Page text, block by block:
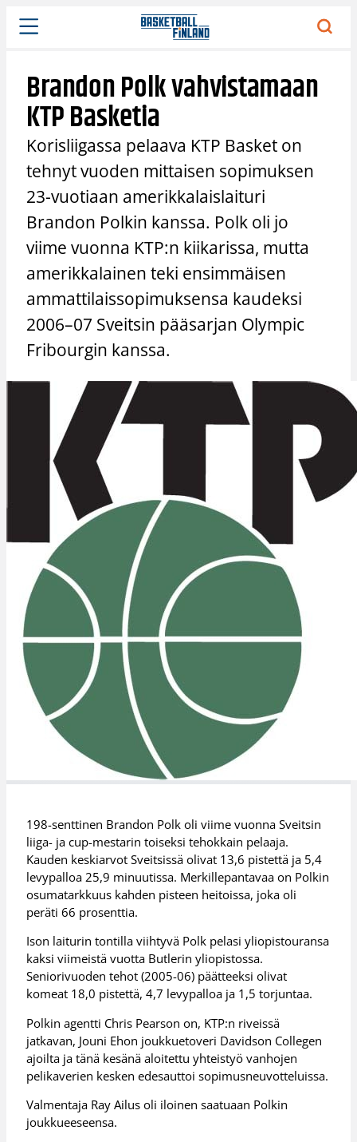
Siirry
sisältöön
Brandon Polk vahvistamaan
KTP Basketia
Korisliigassa pelaava KTP Basket on
tehnyt vuoden mittaisen sopimuksen
23-vuotiaan amerikkalaislaituri
Brandon Polkin kanssa. Polk oli jo
viime vuonna KTP:n kiikarissa, mutta
amerikkalainen teki ensimmäisen
ammattilaissopimuksensa kaudeksi
2006–07 Sveitsin pääsarjan Olympic
Fribourgin kanssa.
198-senttinen Brandon Polk oli viime vuonna Sveitsin
liiga- ja cup-mestarin toiseksi tehokkain pelaaja.
Kauden keskiarvot Sveitsissä olivat 13,6 pistettä ja 5,4
levypalloa 25,9 minuutissa. Merkillepantavaa on Polkin
osumatarkkuus kahden pisteen heitoissa, joka oli
peräti 66 prosenttia.
Ison laiturin tontilla viihtyvä Polk pelasi yliopistouransa
kaksi viimeistä vuotta Butlerin yliopistossa.
Seniorivuoden tehot (2005-06) päätteeksi olivat
komeat 18,0 pistettä, 4,7 levypalloa ja 1,5 torjuntaa.
Polkin agentti Chris Pearson on, KTP:n riveissä
jatkavan, Jouni Ehon joukkuetoveri Davidson Collegen
ajoilta ja tänä kesänä aloitettu yhteistyö vanhojen
pelikaverien kesken edesauttoi sopimusneuvotteluissa.
Valmentaja Ray Ailus oli iloinen saatuaan Polkin
joukkueeseensa.